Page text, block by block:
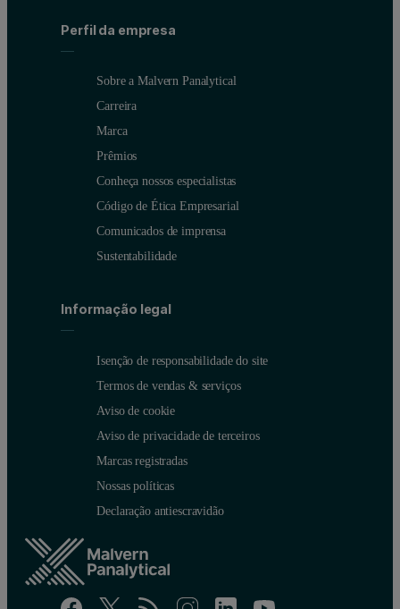
Perfil da empresa
Sobre a Malvern Panalytical
Carreira
Marca
Prêmios
Conheça nossos especialistas
Código de Ética Empresarial
Comunicados de imprensa
Sustentabilidade
Informação legal
Isenção de responsabilidade do site
Termos de vendas & serviços
Aviso de cookie
Aviso de privacidade de terceiros
Marcas registradas
Nossas políticas
Declaração antiescravidão